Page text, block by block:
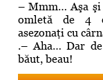
– Mmm… Aşa şi
omletă de 4
asezonaţi cu
.– Aha… Dar
băut, beau!